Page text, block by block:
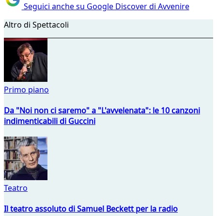
Seguici anche su Google Discover di Avvenire
Altro di Spettacoli
Primo piano
Da "Noi non ci saremo" a "L'avvelenata": le 10 canzoni
indimenticabili di Guccini
Teatro
Il teatro assoluto di Samuel Beckett per la radio